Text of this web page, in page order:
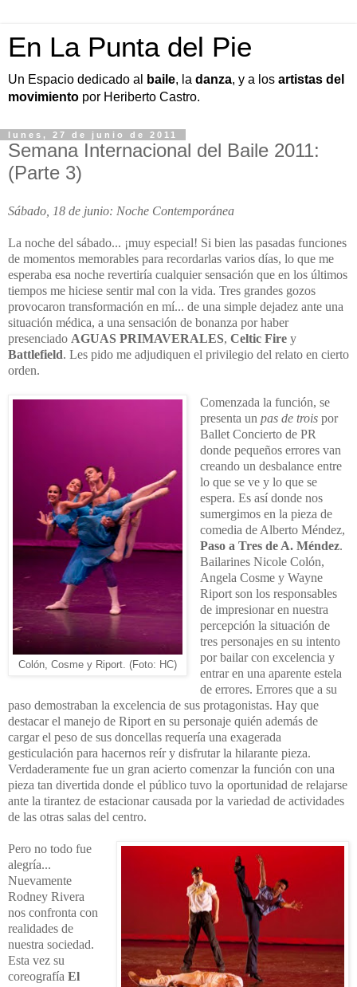
En La Punta del Pie
Un Espacio dedicado al baile, la danza, y a los artistas del
movimiento por Heriberto Castro.
lunes, 27 de junio de 2011
Semana Internacional del Baile 2011:
(Parte 3)
Sábado, 18 de junio: Noche Contemporánea
La noche del sábado... ¡muy especial! Si bien las pasadas funciones
de momentos memorables para recordarlas varios días, lo que me
esperaba esa noche revertiría cualquier sensación que en los últimos
tiempos me hiciese sentir mal con la vida. Tres grandes gozos
provocaron transformación en mí... de una simple dejadez ante una
situación médica, a una sensación de bonanza por haber
presenciado AGUAS PRIMAVERALES, Celtic Fire y
Battlefield. Les pido me adjudiquen el privilegio del relato en cierto
orden.
Colón, Cosme y Riport. (Foto: HC)
Comenzada la función, se
presenta un pas de troispor
Ballet Concierto de PR
donde pequeños errores van
creando un desbalance entre
lo que se ve y lo que se
espera. Es así donde nos
sumergimos en la pieza de
comedia de Alberto Méndez,
Paso a Tres de A. Méndez.
Bailarines Nicole Colón,
Angela Cosme y Wayne
Riport son los responsables
de impresionar en nuestra
percepción la situación de
tres personajes en su intento
por bailar con excelencia y
entrar en una aparente estela
de errores. Errores que a su
paso demostraban la excelencia de sus protagonistas. Hay que
destacar el manejo de Riport en su personaje quién además de
cargar el peso de sus doncellas requería una exagerada
gesticulación para hacernos reír y disfrutar la hilarante pieza.
Verdaderamente fue un gran acierto comenzar la función con una
pieza tan divertida donde el público tuvo la oportunidad de relajarse
ante la tirantez de estacionar causada por la variedad de actividades
de las otras salas del centro.
Pero no todo fue
alegría...
Nuevamente
Rodney Rivera
nos confronta con
realidades de
nuestra sociedad.
Esta vez su
coreografía El